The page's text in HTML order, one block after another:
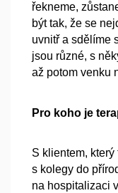
řekneme,
být tak, že se
uvnitř a sdělíme
jsou různé, s
až potom venku
Pro koho je
S klientem,
s kolegy do
na hospitalizaci